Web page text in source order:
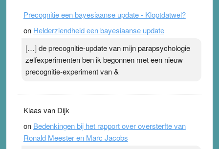
Precognitie een bayesiaanse update - Kloptdatwel?
on Helderziendheid een bayesiaanse update
[…] de precognitie-update van mijn parapsychologie
zelfexperimenten ben ik begonnen met een nieuw
precognitie-experiment van &
Klaas van Dijk
on Bedenkingen bij het rapport over oversterfte van
Ronald Meester en Marc Jacobs